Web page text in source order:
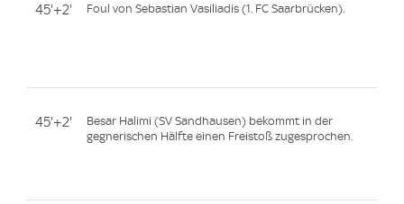
45'+2' Foul von Sebastian Vasiliadis (1. FC Saarbrücken).
45'+2'
Besar Halimi (SV Sandhausen) bekommt in der
gegnerischen Hälfte einen Freistoß zugesprochen.